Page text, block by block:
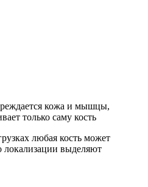
кожа и мышцы,
только саму кость
любая кость может
локализации выделяют